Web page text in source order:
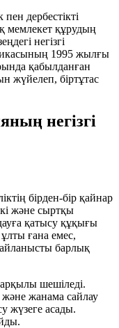
пен дербестікті
мемлекет құрудың
негізгі
1995 жылғы
қабылданған
жүйелеп, біртұтас
негізгі
бірден-бір қайнар
және сыртқы
қатысу құқығы
ғана емес,
барлық
шешіледі.
жанама сайлау
жүзеге асады.